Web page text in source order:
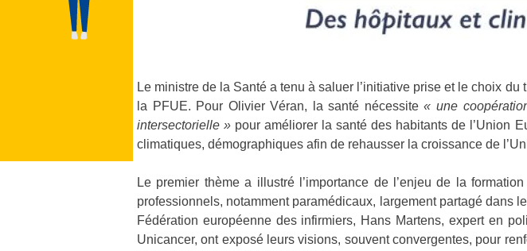
Le ministre de la Santé a tenu à saluer l’initiative prise et le choix
la PFUE. Pour Olivier Véran, la santé nécessite« une
intersectorielle » pour améliorer la santé des habitants de l’Union
climatiques, démographiques afin de rehausser la croissance de
Le premier thème a illustré l’importance de l’enjeu de la
professionnels, notamment paramédicaux, largement partagé dans
Fédération européenne des infirmiers, Hans Martens, expert en
Unicancer, ont exposé leurs visions, souvent convergentes, pour